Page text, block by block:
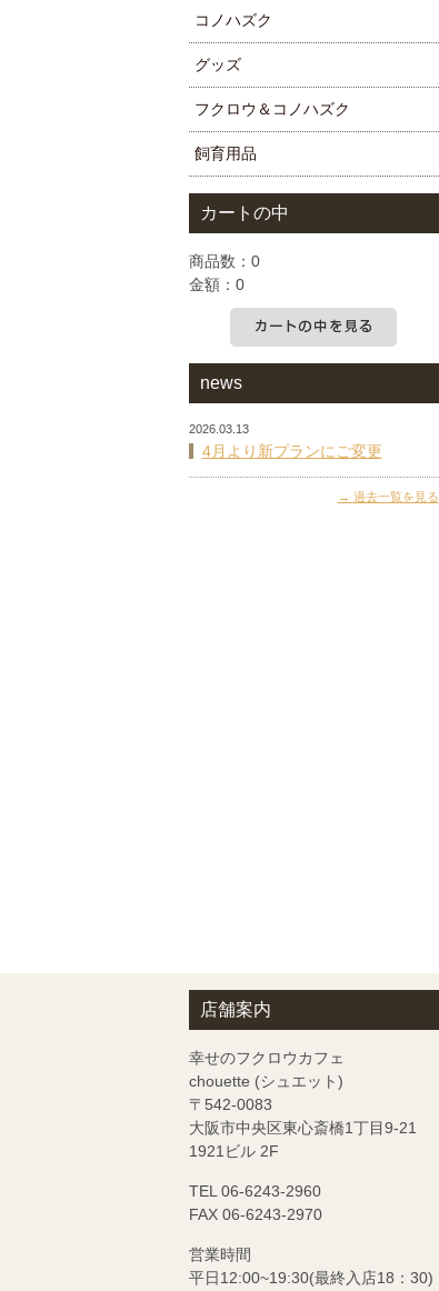
コノハズク
グッズ
フクロウ＆コノハズク
飼育用品
カートの中
商品数：0
金額：0
news
2026.03.13
4月より新プランにご変更
過去一覧を見る
店舗案内
幸せのフクロウカフェ
chouette (シュエット)
〒542-0083
大阪市中央区東心斎橋1丁目9-21
1921ビル 2F
TEL 06-6243-2960
FAX 06-6243-2970
営業時間
平日12:00~19:30(最終入店18：30)